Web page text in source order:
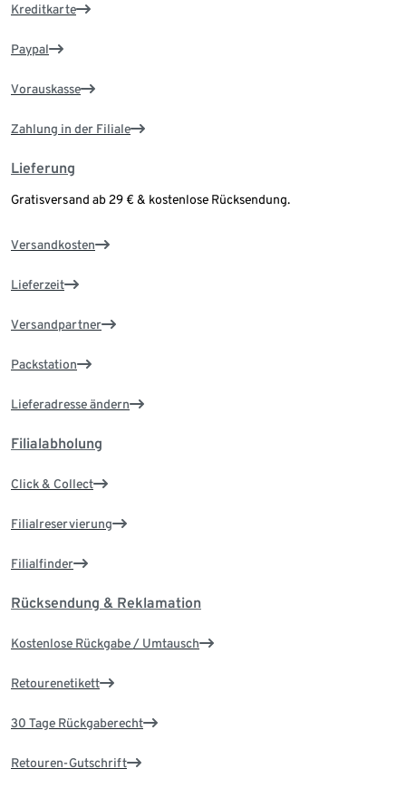
Kreditkarte
Paypal
Vorauskasse
Zahlung in der Filiale
Lieferung
Gratisversand ab 29 € & kostenlose Rücksendung.
Versandkosten
Lieferzeit
Versandpartner
Packstation
Lieferadresse ändern
Filialabholung
Click & Collect
Filialreservierung
Filialfinder
Rücksendung & Reklamation
Kostenlose Rückgabe / Umtausch
Retourenetikett
30 Tage Rückgaberecht
Retouren-Gutschrift